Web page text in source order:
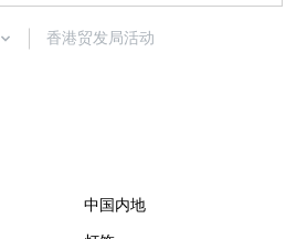
香港贸发局活动
中国内地